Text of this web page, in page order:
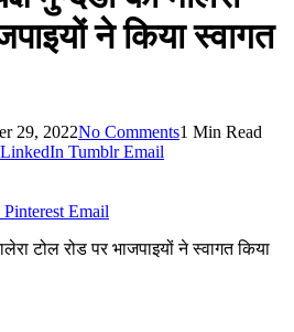
ने किया स्वागत
29, 2022No Comments1 Min Read
LinkedIn Tumblr Email
Pinterest Email
टोल रोड पर भाजपाइयों ने स्वागत किया